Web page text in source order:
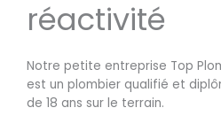
réactivité
Notre petite entreprise Top
est un plombier qualifié et
de 18 ans sur le terrain.